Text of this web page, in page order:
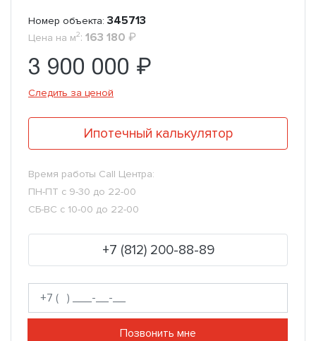
Номер объекта: 345713
Цена на м2: 163 180 ₽
3 900 000 ₽
Следить за ценой
Ипотечный калькулятор
Время работы Call Центра:
ПН-ПТ с 9-30 до 22-00
СБ-ВС с 10-00 до 22-00
+7 (812) 200-88-89
Позвонить мне